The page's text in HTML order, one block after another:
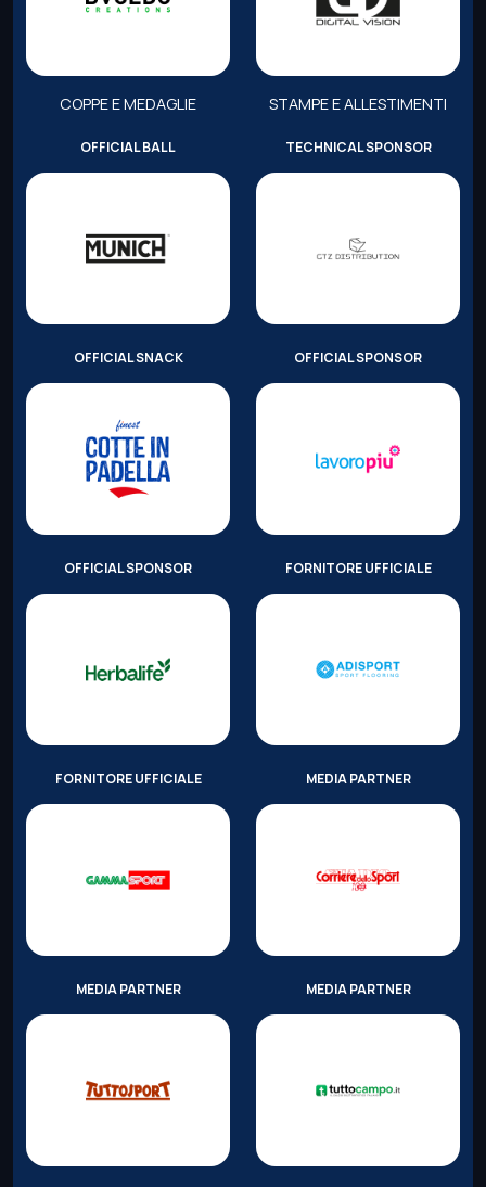
COPPE E MEDAGLIE STAMPE E ALLESTIMENTI
OFFICIAL BALL TECHNICAL SPONSOR
OFFICIAL SNACK OFFICIAL SPONSOR
OFFICIAL SPONSOR FORNITORE UFFICIALE
FORNITORE UFFICIALE MEDIA PARTNER
MEDIA PARTNER MEDIA PARTNER